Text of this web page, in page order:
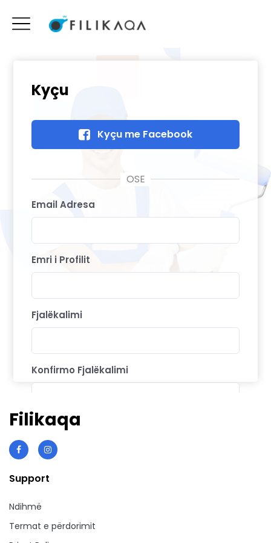
Kyçu
Kyçu me Facebook
Email Adresa
Emri i Profilit
Fjalëkalimi
Konfirmo Fjalëkalimi
Unë pranoj Kushtet e përdorimit dhe politikën
e privatësisë
Filikaqa
Support
Ndihmë
Termat e përdorimit